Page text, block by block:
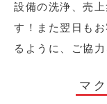
設備の洗浄、売
す！また翌日も
るように、ご協
マ